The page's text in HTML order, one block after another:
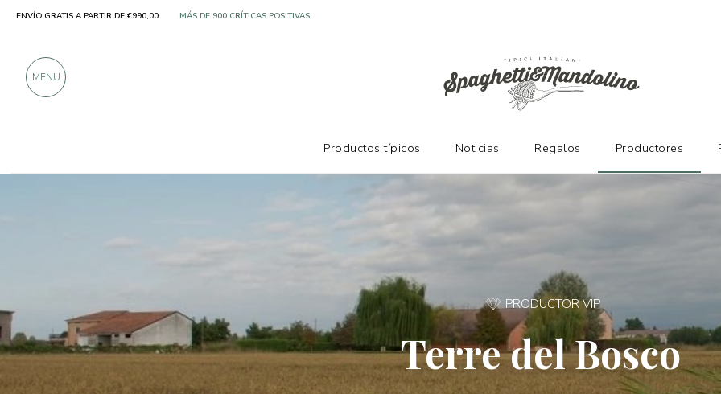
PRODUCTOR VIP
Terre del Bosco
Productores Terre del Bosco
ENVÍO GRATIS A PARTIR DE €990,00 SOLO PRODUCTOS DE FABRICANTES EXCELENTES
MENU
Productos típicos Noticias Regalos Productores